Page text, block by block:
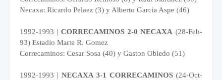
Necaxa: Ricardo Pelaez (3) y Alberto Garcia Aspe (46)
1992-1993 |CORRECAMINOS 2-0 NECAXA (28-Feb-
93) Estadio Marte R. Gomez
Correcaminos: Cesar Sosa (40) y Gaston Obledo (51)
1992-1993 | NECAXA 3-1 CORRECAMINOS (24-Oct-